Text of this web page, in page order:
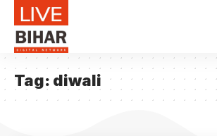
Tag: diwali